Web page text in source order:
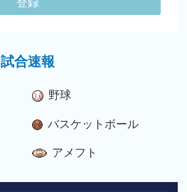
試合速報
野球
バスケットボール
アメフト